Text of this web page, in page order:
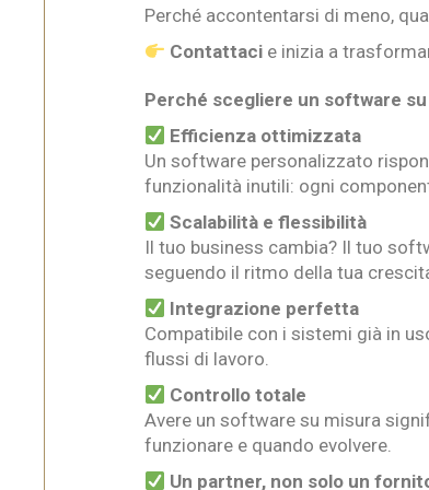
Perché accontentarsi di meno,
Contattaci e inizia a
Perché scegliere un software
Efficienza ottimizzata
Un software personalizzato
funzionalità inutili: ogni
Scalabilità e flessibilità
Il tuo business cambia? Il tuo
seguendo il ritmo della tua
Integrazione perfetta
Compatibile con i sistemi già in
flussi di lavoro.
Controllo totale
Avere un software su misura
funzionare e quando evolvere.
Un partner, non solo un